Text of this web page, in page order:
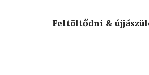
Feltöltődni &